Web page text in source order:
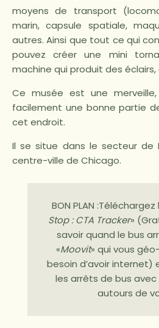
moyens de transport
marin, capsule spatiale,
autres. Ainsi que tout ce qui
pouvez créer une mini
machine qui produit des
Ce musée est une
facilement une bonne partie
cet endroit.
Il se situe dans le secteur de
centre-ville de Chicago.
BON PLAN :Téléchargez
Stop : CTA Tracker»
savoir quand le bus
«Moovit» qui vous
besoin d’avoir internet)
les arrêts de bus avec
autours de